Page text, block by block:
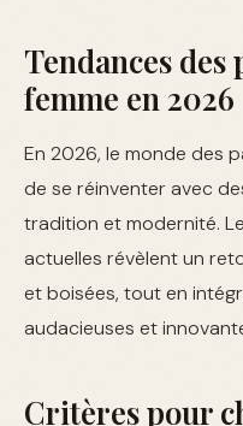
Tendances
femme en 2026
En 2026, le monde des
de se réinventer avec
tradition et modernité.
actuelles révèlent un
et boisées, tout en
audacieuses et
Critères pour